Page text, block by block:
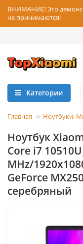
ВНИМАНИЕ! Это
не принимаются!
Категории
Главная Ноутбуки,
Ноутбук
Core i7
MHz/
GeForce
серебряный